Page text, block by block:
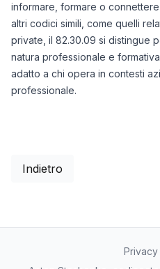
informare, formare o
altri codici simili, come quelli
private, il 82.30.09 si distingue
natura professionale e
adatto a chi opera in contesti
professionale.
Indietro